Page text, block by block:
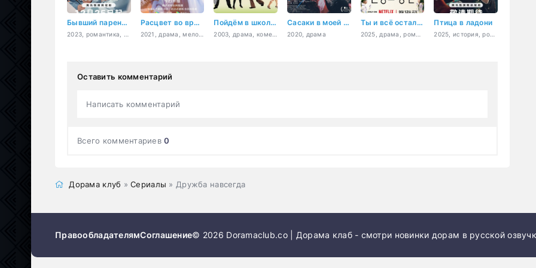
Бывший парень стал моим боссом Расцвет во времени Пойдём в школу, Сан-ду! Сасаки в моей памяти
2020, драма
Ты и всё остальное Птица в ладони
Оставить комментарий
Написать комментарий
Всего комментариев0
Дорама клуб »Сериалы » Дружба навсегда
ПравообладателямСоглашение© 2026 Doramaclub.co | Дорама клаб - смотри новинки дорам в русской